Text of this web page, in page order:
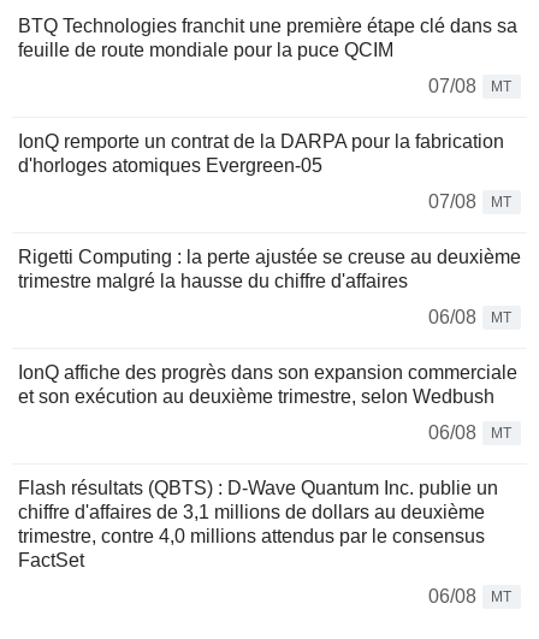
BTQ Technologies franchit une première étape clé dans sa
feuille de route mondiale pour la puce QCIM
07/08
MT
IonQ remporte un contrat de la DARPA pour la fabrication
d'horloges atomiques Evergreen-05
07/08
MT
Rigetti Computing : la perte ajustée se creuse au deuxième
trimestre malgré la hausse du chiffre d'affaires
06/08
MT
IonQ affiche des progrès dans son expansion commerciale
et son exécution au deuxième trimestre, selon Wedbush
06/08
MT
Flash résultats (QBTS) : D-Wave Quantum Inc. publie un
chiffre d'affaires de 3,1 millions de dollars au deuxième
trimestre, contre 4,0 millions attendus par le consensus
FactSet
06/08
MT